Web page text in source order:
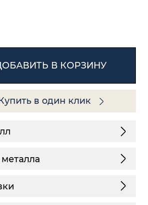
В КОРЗИНУ
в один клик